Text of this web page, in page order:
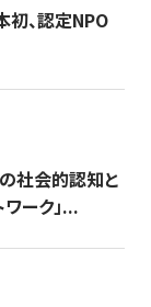
、認定NPO
社会的認知と
ーク」...